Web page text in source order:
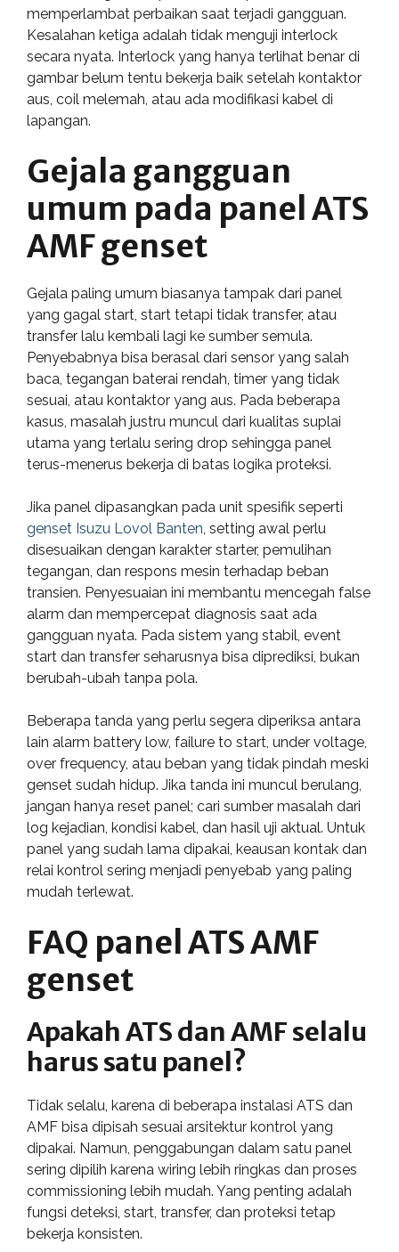
memperlambat perbaikan saat terjadi gangguan.
Kesalahan ketiga adalah tidak menguji interlock
secara nyata. Interlock yang hanya terlihat benar di
gambar belum tentu bekerja baik setelah kontaktor
aus, coil melemah, atau ada modifikasi kabel di
lapangan.
Gejala gangguan
umum pada panel ATS
AMF genset
Gejala paling umum biasanya tampak dari panel
yang gagal start, start tetapi tidak transfer, atau
transfer lalu kembali lagi ke sumber semula.
Penyebabnya bisa berasal dari sensor yang salah
baca, tegangan baterai rendah, timer yang tidak
sesuai, atau kontaktor yang aus. Pada beberapa
kasus, masalah justru muncul dari kualitas suplai
utama yang terlalu sering drop sehingga panel
terus-menerus bekerja di batas logika proteksi.
Jika panel dipasangkan pada unit spesifik seperti
genset Isuzu Lovol Banten, setting awal perlu
disesuaikan dengan karakter starter, pemulihan
tegangan, dan respons mesin terhadap beban
transien. Penyesuaian ini membantu mencegah false
alarm dan mempercepat diagnosis saat ada
gangguan nyata. Pada sistem yang stabil, event
start dan transfer seharusnya bisa diprediksi, bukan
berubah-ubah tanpa pola.
Beberapa tanda yang perlu segera diperiksa antara
lain alarm battery low, failure to start, under voltage,
over frequency, atau beban yang tidak pindah meski
genset sudah hidup. Jika tanda ini muncul berulang,
jangan hanya reset panel; cari sumber masalah dari
log kejadian, kondisi kabel, dan hasil uji aktual. Untuk
panel yang sudah lama dipakai, keausan kontak dan
relai kontrol sering menjadi penyebab yang paling
mudah terlewat.
FAQ panel ATS AMF
genset
Apakah ATS dan AMF selalu
harus satu panel?
Tidak selalu, karena di beberapa instalasi ATS dan
AMF bisa dipisah sesuai arsitektur kontrol yang
dipakai. Namun, penggabungan dalam satu panel
sering dipilih karena wiring lebih ringkas dan proses
commissioning lebih mudah. Yang penting adalah
fungsi deteksi, start, transfer, dan proteksi tetap
bekerja konsisten.